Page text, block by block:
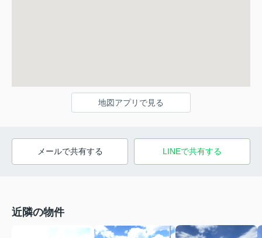
地図アプリで見る
メールで共有する LINEで共有する
近隣の物件